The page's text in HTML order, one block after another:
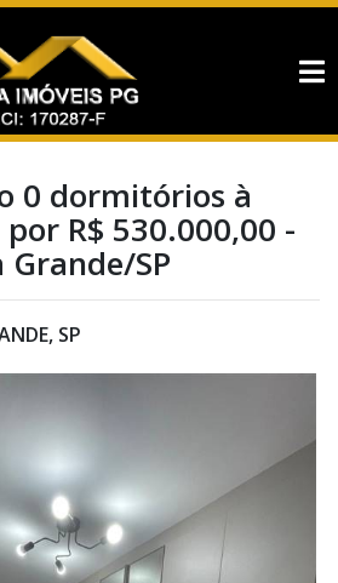
0 dormitórios à
R$ 530.000,00 -
SP
SP